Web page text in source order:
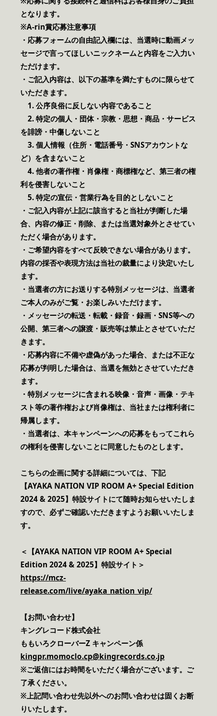
となります。
※A-rin賞応募注意事項
・応募フォームの自由記入欄には、当選時に動画メッ
セージで言ってほしいニックネームと内容をご入力い
ただけます。
・ご記入内容は、以下の基準を満たすものに限らせて
いただきます。
1. 公序良俗に反しない内容であること
2. 特定の個人・団体・宗教・思想・商品・サービス
を誹謗・中傷しないこと
3. 個人情報（住所・電話番号・SNSアカウントな
ど）を含まないこと
4. 他者の著作権・肖像権・商標権など、第三者の権
利を侵害しないこと
5. 特定の宣伝・営業行為を目的としないこと
・ご記入内容が上記に該当すると当社が判断した場
合、内容の修正・削除、または当選対象外とさせてい
ただく場合があります。
・ご希望内容をすべて反映できない場合があります。
内容の採否や表現方法は当社の裁量により決定いたし
ます。
・当選者の方にお送りする特別メッセージは、当選者
ご本人のみがご覧・お楽しみいただけます。
・メッセージの転送・転載・録音・録画・SNS等への
公開、第三者への譲渡・販売等は禁止とさせていただ
きます。
・応募内容に不備や虚偽があった場合、または不正な
応募が判明した場合は、当選を無効とさせていただき
ます。
・特別メッセージに含まれる映像・音声・画像・テキ
スト等の著作権および肖像権は、当社または権利者に
帰属します。
・当選者は、本キャンペーンへの応募をもってこれら
の権利を侵害しないことに同意したものとします。
こちらの企画に関する詳細については、 下記
【AYAKA NATION VIP ROOM A+ Special Edition
2024 & 2025】特設サイトにて随時お知らせいたしま
すので、必ずご確認いただきますようお願いいたしま
す。
＜ 【AYAKA NATION VIP ROOM A+ Special
Edition 2024 & 2025】特設サイト ＞
https://mcz-
release.com/live/ayaka_nation_vip/
【お問い合わせ】
キングレコード株式会社
ももいろクローバーZ キャンペーン係
kingpr.momoclo.cp@kingrecords.co.jp
※ご返信にはお時間をいただく場合がございます。ご
了承ください。
※上記問い合わせ先以外へのお問い合わせは固くお断
りいたします。